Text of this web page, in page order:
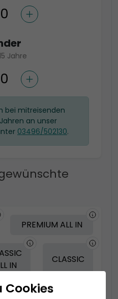
Jahre
bei mitreisenden
an unser
03496/502130.
PREMIUM ALL IN
IN
CLASSIC
Cookies